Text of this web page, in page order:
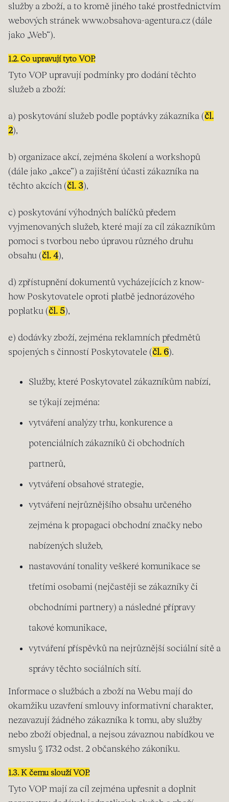
služby a zboží, a to kromě jiného také prostřednictvím
webových stránek www.obsahova-agentura.cz (dále
jako „Web“).
1.2. Co upravují tyto VOP.
Tyto VOP upravují podmínky pro dodání těchto
služeb a zboží:
a) poskytování služeb podle poptávky zákazníka (čl.
2),
b) organizace akcí, zejména školení a workshopů
(dále jako „akce“) a zajištění účasti zákazníka na
těchto akcích (čl. 3),
c) poskytování výhodných balíčků předem
vyjmenovaných služeb, které mají za cíl zákazníkům
pomoci s tvorbou nebo úpravou různého druhu
obsahu (čl. 4),
d) zpřístupnění dokumentů vycházejících z know-
how Poskytovatele oproti platbě jednorázového
poplatku (čl. 5),
e) dodávky zboží, zejména reklamních předmětů
spojených s činností Poskytovatele (čl. 6).
Služby, které Poskytovatel zákazníkům nabízí,
se týkají zejména:
vytváření analýzy trhu, konkurence a
potenciálních zákazníků či obchodních
partnerů,
vytváření obsahové strategie,
vytváření nejrůznějšího obsahu určeného
zejména k propagaci obchodní značky nebo
nabízených služeb,
nastavování tonality veškeré komunikace se
třetími osobami (nejčastěji se zákazníky či
obchodními partnery) a následné přípravy
takové komunikace,
vytváření příspěvků na nejrůznější sociální sítě a
správy těchto sociálních sítí.
Informace o službách a zboží na Webu mají do
okamžiku uzavření smlouvy informativní charakter,
nezavazují žádného zákazníka k tomu, aby služby
nebo zboží objednal, a nejsou závaznou nabídkou ve
smyslu § 1732 odst. 2 občanského zákoníku.
1.3. K čemu slouží VOP.
Tyto VOP mají za cíl zejména upřesnit a doplnit